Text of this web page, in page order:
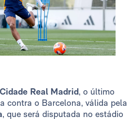
Cidade Real Madrid, o último
contra o Barcelona, válida pela
, que será disputada no estádio